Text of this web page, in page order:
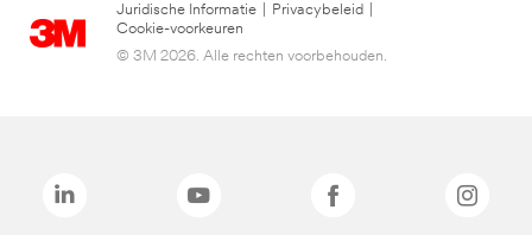
Juridische Informatie Privacybeleid
Cookie-voorkeuren
© 3M 2026. Alle rechten voorbehouden.